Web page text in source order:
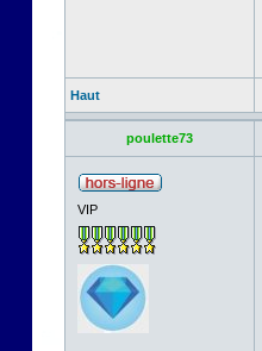
Haut
poulette73
VIP